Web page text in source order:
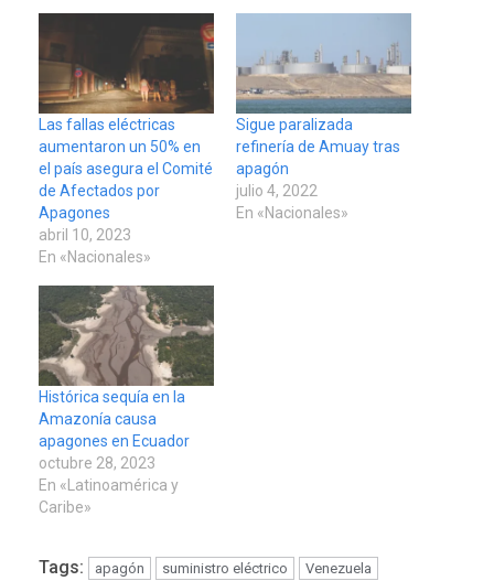
Las fallas eléctricas
aumentaron un 50% en
el país asegura el Comité
de Afectados por
Apagones
abril 10, 2023
En «Nacionales»
Sigue paralizada
refinería de Amuay tras
apagón
julio 4, 2022
En «Nacionales»
Histórica sequía en la
Amazonía causa
apagones en Ecuador
octubre 28, 2023
En «Latinoamérica y
Caribe»
Tags: apagón suministro eléctrico Venezuela